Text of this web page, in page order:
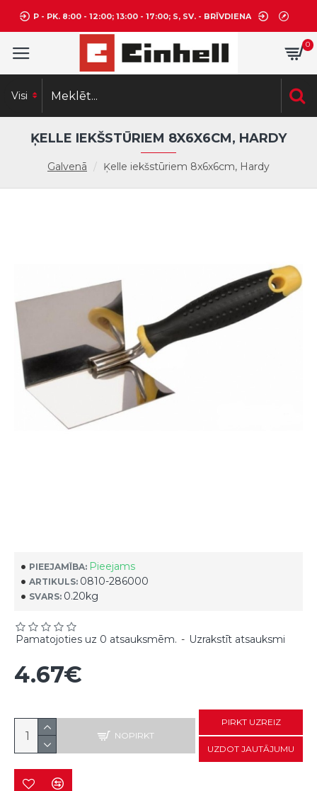
P - PK. 8:00 - 12:00; 13:00 - 17:00; S, SV. - BRĪVDIENA
0
Visi
Galvenā Ķelle iekšstūriem 8x6x6cm, Hardy
ĶELLE IEKŠSTŪRIEM 8X6X6CM, HARDY
PIEEJAMĪBA: Pieejams
ARTIKULS: 0810-286000
SVARS: 0.20kg
Pamatojoties uz 0 atsauksmēm. - Uzrakstīt atsauksmi
4.67€
NOPIRKT
PIRKT UZREIZ
UZDOT JAUTĀJUMU